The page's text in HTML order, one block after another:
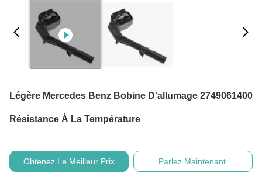
Légère Mercedes Benz Bobine D'allumage 2749061400
Résistance À La Température
Obtenez Le Meilleur Prix Parlez Maintenant.